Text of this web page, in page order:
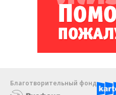
Благотворительный фонд